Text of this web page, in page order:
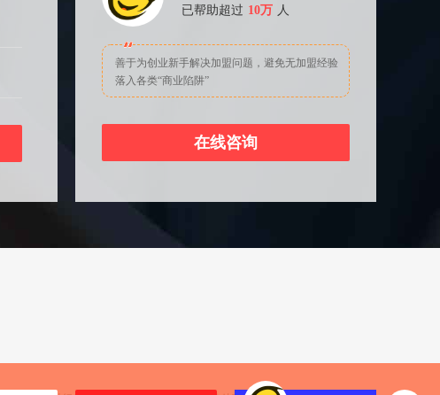
已帮助超过 10万 人
善于为创业新手解决加盟问题，避免无加盟经验
落入各类“商业陷阱”
在线咨询